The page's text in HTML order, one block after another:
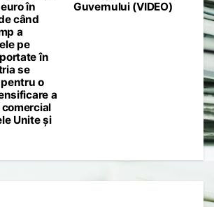
Guvernului (VIDEO)
în
când
a
pe
în
se
o
a
Unite și